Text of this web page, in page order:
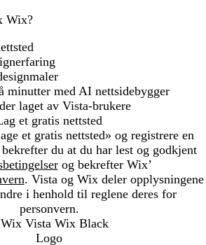
Wix?
minutter med AI nettsidebygger
laget av Vista-brukere
et gratis nettsted
et gratis nettsted» og registrere en
du at du har lest og godkjent
og bekrefter Wix’
. Vista og Wix deler opplysningene
i henhold til reglene deres for
personvern.